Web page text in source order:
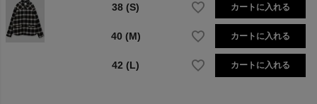
38 (S) カートに入れる
40 (M) カートに入れる
42 (L) カートに入れる